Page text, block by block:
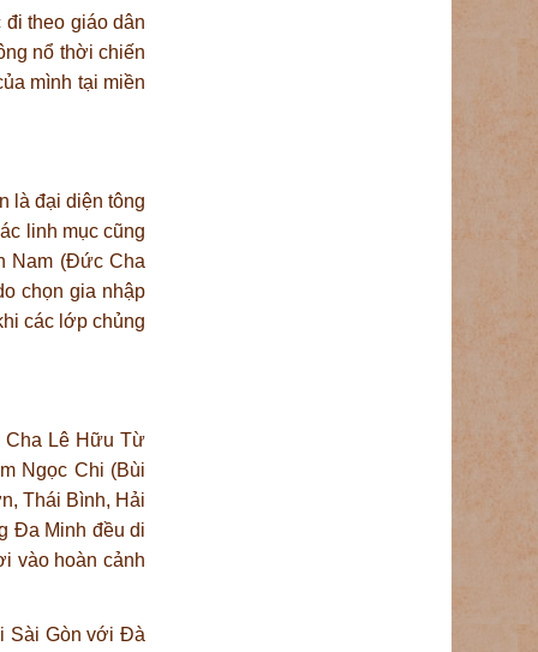
theo giáo dân
nổ thời chiến
mình tại miền
là đại diện tông
linh mục cũng
Nam (Đức Cha
chọn gia nhập
các lớp chủng
Cha Lê Hữu Từ
Ngọc Chi (Bùi
Thái Bình, Hải
Đa Minh đều di
vào hoàn cảnh
Sài Gòn với Đà